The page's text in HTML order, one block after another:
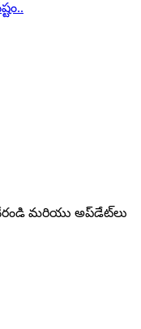
మరియు అప్‌డేట్‌లు